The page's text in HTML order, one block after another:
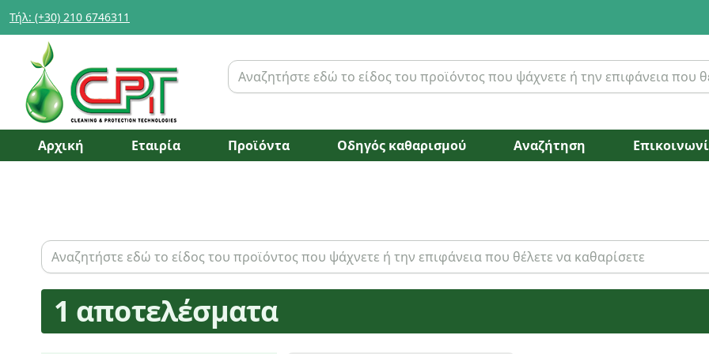
Τήλ: (+30) 210 6746311
Αρχική Εταιρία Προϊόντα Οδηγός καθαρισμού Αναζήτηση
1 αποτελέσματα